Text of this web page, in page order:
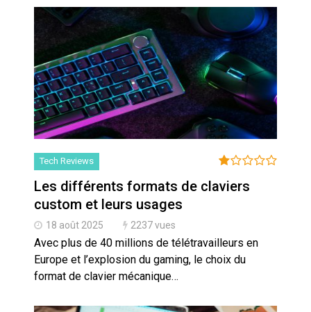
Tech Reviews
Les différents formats de claviers
custom et leurs usages
18 août 2025 2237 vues
Avec plus de 40 millions de télétravailleurs en
Europe et l’explosion du gaming, le choix du
format de clavier mécanique…